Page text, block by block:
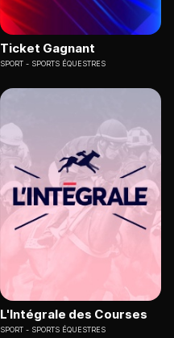
Ticket Gagnant
SPORT SPORTS ÉQUESTRES
L'Intégrale des Courses
SPORT SPORTS ÉQUESTRES